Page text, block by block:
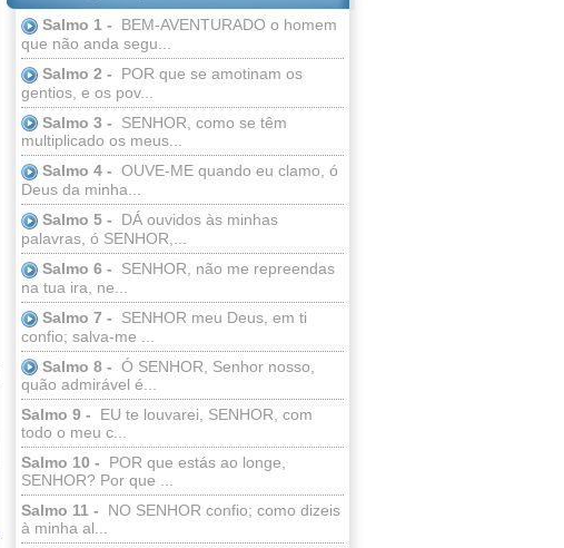
Salmo 1 -
BEM-AVENTURADO o homem
que não anda segu...
Salmo 2 -
POR que se amotinam os
gentios, e os pov...
Salmo 3 -
SENHOR, como se têm
multiplicado os meus...
Salmo 4 - OUVE-ME quando eu clamo, ó
Deus da minha...
Salmo 5 -
DÁ ouvidos às minhas
palavras, ó SENHOR,...
Salmo 6 -
SENHOR, não me repreendas
na tua ira, ne...
Salmo 7 -
SENHOR meu Deus, em ti
confio; salva-me ...
Salmo 8 - Ó SENHOR, Senhor nosso,
quão admirável é...
Salmo 9 -
EU te louvarei, SENHOR, com
todo o meu c...
Salmo 10 -
POR que estás ao longe,
SENHOR? Por que ...
Salmo 11 -
NO SENHOR confio; como dizeis
à minha al...